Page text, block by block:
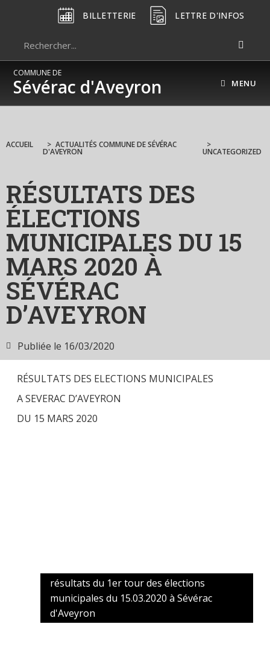
BILLETTERIE LETTRE D'INFOS
COMMUNE DE
Sévérac d'Aveyron MENU
ACCUEIL > ACTUALITÉS COMMUNE DE SÉVÉRAC
D'AVEYRON
>
UNCATEGORIZED
RÉSULTATS DES
ÉLECTIONS
MUNICIPALES DU 15
MARS 2020 À
SÉVÉRAC
D’AVEYRON
Publiée le 16/03/2020
RÉSULTATS DES ELECTIONS MUNICIPALES
A SEVERAC D’AVEYRON
DU 15 MARS 2020
résultats du 1er tour des élections
municipales du 15.03.2020 à Sévérac
d'Aveyron